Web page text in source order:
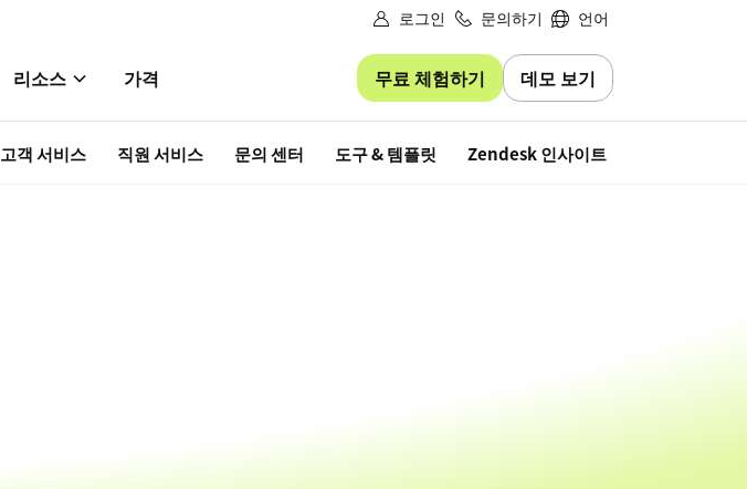
로그인 문의하기 언어
리소스 가격 무료 체험하기 데모 보기
고객 서비스 직원 서비스 문의 센터 도구 & 템플릿 Zendesk 인사이트